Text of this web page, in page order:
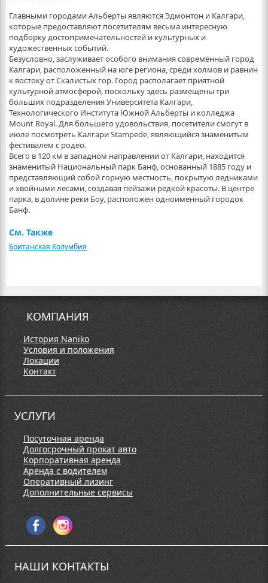
Главными городами Альберты являются Эдмонтон и Калгари,
которые предоставляют посетителям весьма интересную
подборку достопримечательностей и культурных и
художественных событий.
Безусловно, заслуживает особого внимания современный город
Калгари, расположенный на юге региона, среди холмов и равнин
к востоку от Скалистых гор. Город располагает приятной
культурной атмосферой, поскольку здесь размещены три
больших подразделения Университета Калгари,
Технологического Института Южной Альберты и колледжа
Mount Royal. Для большего удовольствия, посетители смогут в
июле посмотреть Калгари Stampede, являющийся знаменитым
фестивалем с родео.
Всего в 120 км в западном направлении от Калгари, находится
знаменитый Национальный парк Банф, основанный 1885 году и
представляющий собой горную местность, покрытую ледниками
и хвойными лесами, создавая пейзажи редкой красоты. В центре
парка, в долине реки Боу, расположен одноименный городок
Банф.
См. Также
Британская Колумбия
КОМПАНИЯ
История Naniko
Условия и положения
Локации
Контакт
УСЛУГИ
Посуточная аренда
Долгосрочный прокат авто
Корпоративная аренда
Аренда с водителем
Оперативный лизинг
Дополнительные сервисы
НАШИ КОНТАКТЫ